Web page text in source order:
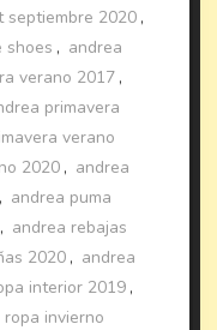
septiembre 2020 ,
shoes , andrea
verano 2017 ,
primavera
verano
2020 , andrea
, andrea puma
, andrea rebajas
2020 , andrea
interior 2019 ,
ropa invierno